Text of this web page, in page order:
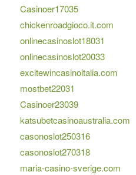
Casinoer17035
chickenroadgioco.it.com
onlinecasinoslot18031
onlinecasinoslot20033
excitewincasinoitalia.com
mostbet22031
Casinoer23039
katsubetcasinoaustralia.com
casonoslot250316
casonoslot270318
maria-casino-sverige.com